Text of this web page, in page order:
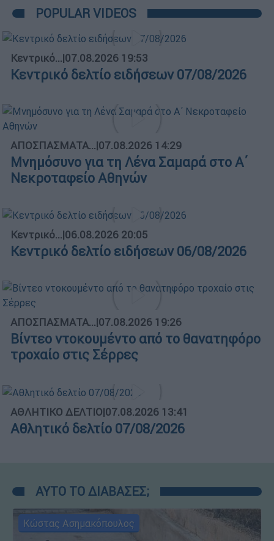
POPULAR VIDEOS
Κεντρικό...|07.08.2026 19:53
Κεντρικό δελτίο ειδήσεων 07/08/2026
ΑΠΟΣΠΑΣΜΑΤΑ...|07.08.2026 14:29
Μνημόσυνο για τη Λένα Σαμαρά στο Α΄
Νεκροταφείο Αθηνών
Κεντρικό...|06.08.2026 20:05
Κεντρικό δελτίο ειδήσεων 06/08/2026
ΑΠΟΣΠΑΣΜΑΤΑ...|07.08.2026 19:26
Βίντεο ντοκουμέντο από το θανατηφόρο
τροχαίο στις Σέρρες
ΑΘΛΗΤΙΚΟ ΔΕΛΤΙΟ|07.08.2026 13:41
Αθλητικό δελτίο 07/08/2026
ΑΥΤΟ ΤΟ ΔΙΑΒΑΣΕΣ;
Κώστας Ασημακόπουλος